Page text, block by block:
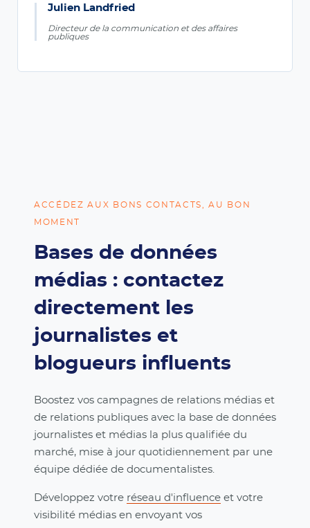
Julien Landfried
Directeur de la communication et des affaires
publiques
ACCÉDEZ AUX BONS CONTACTS, AU BON
MOMENT
Bases de données
médias : contactez
directement les
journalistes et
blogueurs influents
Boostez vos campagnes de relations médias et
de relations publiques avec la base de données
journalistes et médias la plus qualifiée du
marché, mise à jour quotidiennement par une
équipe dédiée de documentalistes.
Développez votre réseau d'influence et votre
visibilité médias en envoyant vos